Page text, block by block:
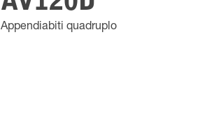
Appendiabiti quadruplo